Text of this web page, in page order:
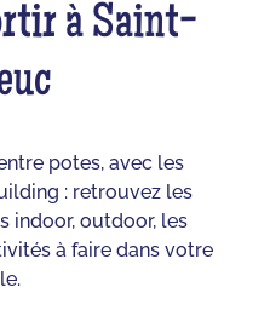
à Saint-
potes, avec les
: retrouvez les
indoor, outdoor, les
à faire dans votre